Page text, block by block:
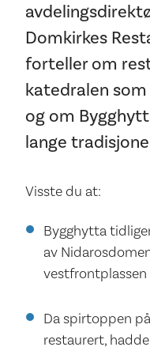
Domkirkes
forteller om
katedralen
og om
lange
Visste du at:
Bygghytta
av
vestfrontplassen
Da spirtoppen
restaurert,